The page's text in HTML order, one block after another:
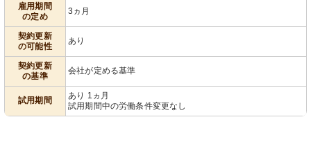
雇用期間
の定め
3ヵ月
契約更新
の可能性
あり
契約更新
の基準
会社が定める基準
試用期間
あり 1ヵ月
試用期間中の労働条件変更なし